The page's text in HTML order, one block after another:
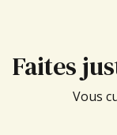
Faites
Vous